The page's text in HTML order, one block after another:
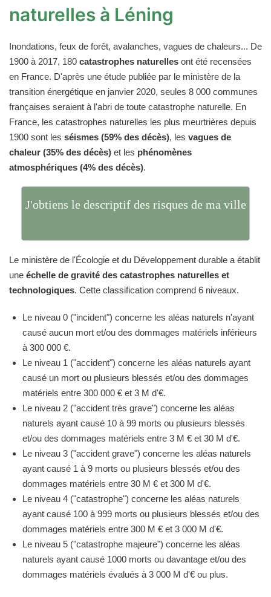
naturelles à Léning
Inondations, feux de forêt, avalanches, vagues de chaleurs... De
1900 à 2017, 180 catastrophes naturelles ont été recensées
en France. D'après une étude publiée par le ministère de la
transition énergétique en janvier 2020, seules 8 000 communes
françaises seraient à l'abri de toute catastrophe naturelle. En
France, les catastrophes naturelles les plus meurtrières depuis
1900 sont les séismes (59% des décès), les vagues de
chaleur (35% des décès) et les phénomènes
atmosphériques (4% des décès).
J'obtiens le descriptif des risques de ma ville
Le ministère de l'Écologie et du Développement durable a établit
une échelle de gravité des catastrophes naturelles et
technologiques. Cette classification comprend 6 niveaux.
Le niveau 0 ("incident") concerne les aléas naturels n'ayant
causé aucun mort et/ou des dommages matériels inférieurs
à 300 000 €.
Le niveau 1 ("accident") concerne les aléas naturels ayant
causé un mort ou plusieurs blessés et/ou des dommages
matériels entre 300 000 € et 3 M d'€.
Le niveau 2 ("accident très grave") concerne les aléas
naturels ayant causé 10 à 99 morts ou plusieurs blessés
et/ou des dommages matériels entre 3 M € et 30 M d'€.
Le niveau 3 ("accident grave") concerne les aléas naturels
ayant causé 1 à 9 morts ou plusieurs blessés et/ou des
dommages matériels entre 30 M € et 300 M d'€.
Le niveau 4 ("catastrophe") concerne les aléas naturels
ayant causé 100 à 999 morts ou plusieurs blessés et/ou des
dommages matériels entre 300 M € et 3 000 M d'€.
Le niveau 5 ("catastrophe majeure") concerne les aléas
naturels ayant causé 1000 morts ou davantage et/ou des
dommages matériels évalués à 3 000 M d'€ ou plus.